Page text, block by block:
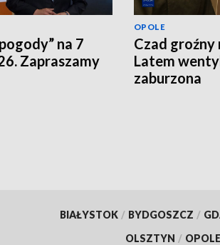
na 7
Zapraszamy
OPOLE
Czad groźny
Latem
zaburzona
BIAŁYSTOK / BYDGOSZCZ /
OLSZTYN / OPOLE